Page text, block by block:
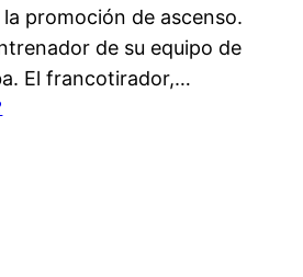
promoción de ascenso.
de su equipo de
El francotirador,…